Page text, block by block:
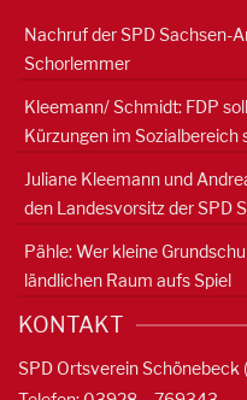
Nachruf der SPD Sachsen-
Schorlemmer
Kleemann/ Schmidt: FDP
Kürzungen im Sozialbereich
Juliane Kleemann und
den Landesvorsitz der SPD
Pähle: Wer kleine
ländlichen Raum aufs Spiel
KONTAKT
SPD Ortsverein Schönebeck